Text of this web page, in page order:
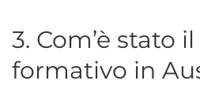
3. Com’è stato
formativo in